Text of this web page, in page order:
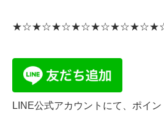
LINE公式アカウントにて、ポイ